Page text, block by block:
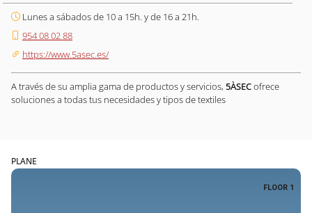
Lunes a sábados de 10 a 15h. y de 16 a 21h.
954 08 02 88
https://www.5asec.es/
A través de su amplia gama de productos y servicios, 5ÀSECofrece
soluciones a todas tus necesidades y tipos de textiles
PLANE